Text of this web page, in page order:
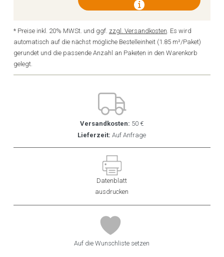
* Preise inkl. 20% MWSt. und ggf. zzgl. Versandkosten. Es wird
automatisch auf die nächst mögliche Bestelleinheit (1.85 m²/Paket)
gerundet und die passende Anzahl an Paketen in den Warenkorb
gelegt.
Versandkosten: 50 €
Lieferzeit: Auf Anfrage
Datenblatt
ausdrucken
Auf die Wunschliste setzen